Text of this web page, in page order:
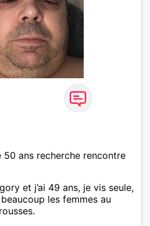
ans recherche rencontre
et j’ai 49 ans, je vis seule,
les femmes au